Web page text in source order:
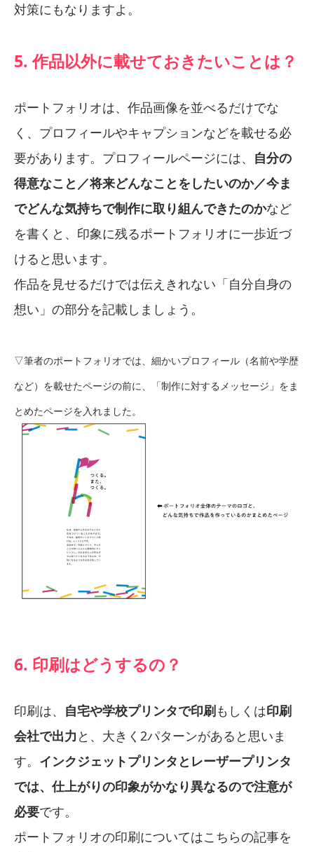
対策にもなりますよ。
5. 作品以外に載せておきたいことは？
ポートフォリオは、作品画像を並べるだけでな
く、プロフィールやキャプションなどを載せる必
要があります。プロフィールページには、 自分の
得意なこと／将来どんなことをしたいのか／今ま
でどんな気持ちで制作に取り組んできたのかなど
を書くと、印象に残るポートフォリオに一歩近づ
けると思います。
作品を見せるだけでは伝えきれない「自分自身の
想い」の部分を記載しましょう。
▽筆者のポートフォリオでは、細かいプロフィール（名前や学歴
など）を載せたページの前に、「制作に対するメッセージ」をま
とめたページを入れました。
6. 印刷はどうするの？
印刷は、 自宅や学校プリンタで印刷もしくは印刷
会社で出力 と、大きく2パターンがあると思いま
す。 インクジェットプリンタとレーザープリンタ
では、仕上がりの印象がかなり異なるので注意が
必要です。
ポートフォリオの印刷についてはこちらの記事を